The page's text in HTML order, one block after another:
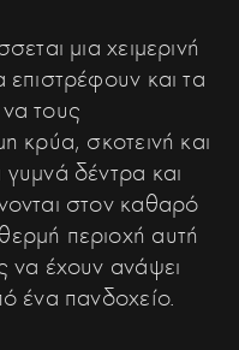
μια χειμερινή
και τα
τους
κρύα, σκοτεινή και
δέντρα και
στον καθαρό
περιοχή αυτή
να έχουν ανάψει
ένα πανδοχείο.